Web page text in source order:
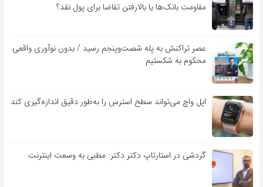
مقاومت بانک‌ها یا بالارفتن تقاضا برای پول نقد؟
عصر تراکنش به پله شصت‌وپنجم رسید / بدون نوآوری واقعی
محکوم به شکستیم
اپل واچ می‌تواند سطح استرس را به‌طور دقیق اندازه‌گیری کند
گردشی در استارتاپ دکتر دکتر: مطبی به وسعت اینترنت